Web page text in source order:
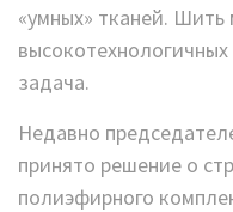
«умных» тканей. Шить
задача.
Недавно
принято решение о
полиэфирного